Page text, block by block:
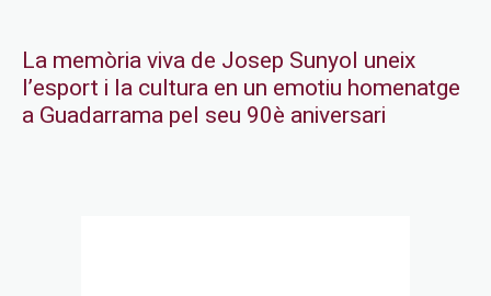
La memòria viva de Josep Sunyol uneix
l’esport i la cultura en un emotiu homenatge
a Guadarrama pel seu 90è aniversari